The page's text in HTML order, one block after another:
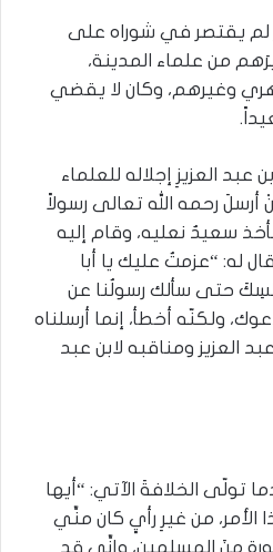
لم يقتصر في شوراه على
من علماء المدينة،
وغيرهم، وكان لا يقضي
العزيزِ إجلاله للعلماء
رحمه الله تعالى رسولاً
سعيدٌ نعليه، وقام إليه
له: “عزمتُ عليك يا أبا
حتى سألك رسولُنا عن
ولكنّه أخطأ، إنما أرسلناه
العزيز ومناقبه لابن عبد
تولّى الخلافةَ الآتي: “أيها
الأمر، من غيرِ رأيٍ كان منِّي
مِنَ المسلمين، وإنِّي قد